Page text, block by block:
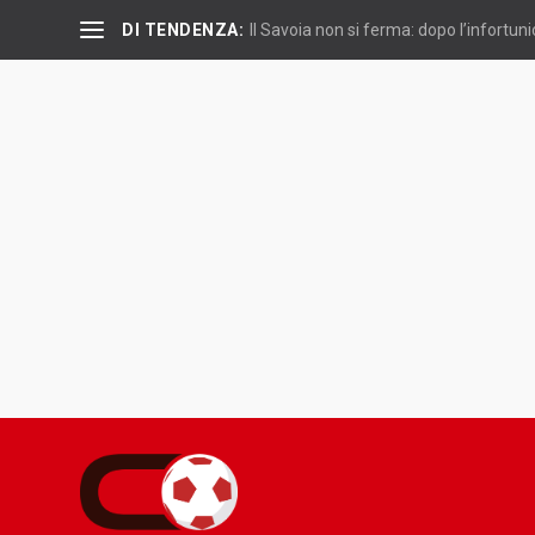
DI TENDENZA: Il Savoia non si ferma: dopo